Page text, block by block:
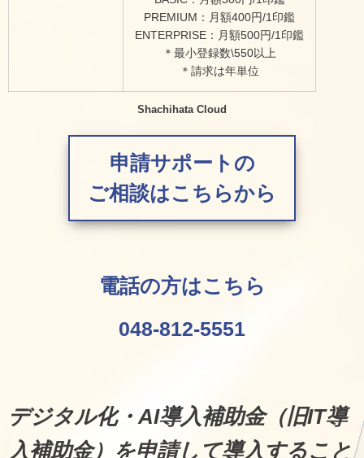
PREMIUM：月額400円/1印鑑
ENTERPRISE：月額500円/1印鑑
＊最小登録数\550以上
＊請求は年単位
Shachihata Cloud
申請サポートの
ご相談はこちらから
電話の方はこちら
048-812-5551
デジタル化・AI導入補助金（旧IT導
入補助金）を申請して導入すること